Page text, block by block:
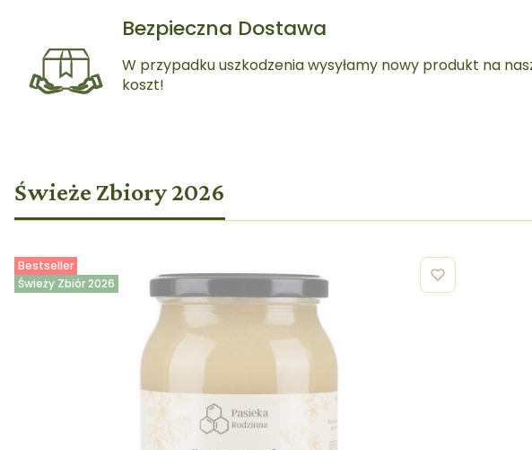
Bezpieczna Dostawa
W przypadku uszkodzenia wysyłamy nowy produkt na
koszt!
Świeże Zbiory 2026
Bestseller
Świeży Zbiór 2026